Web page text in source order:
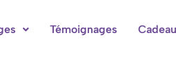
Témoignages